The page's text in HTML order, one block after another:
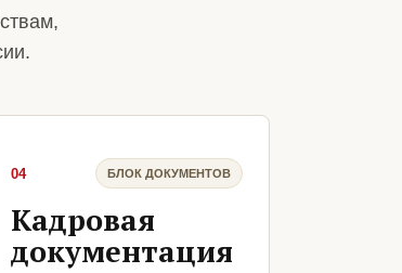
04 БЛОК ДОКУМЕНТОВ
Кадровая
документация